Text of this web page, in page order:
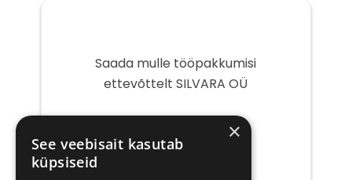
Saada mulle tööpakkumisi
ettevõttelt SILVARA OÜ
post
×
See veebisait kasutab
küpsiseid